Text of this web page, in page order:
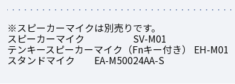
※スピーカーマイクは別売りです。
スピーカーマイク SV-M01
テンキースピーカーマイク（Fnキー付き） EH-M01
スタンドマイク EA-M50024AA-S